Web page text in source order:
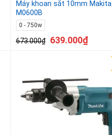
Máy khoan sắt 10mm Makita
M0600B
0 - 750w
673.000₫ 639.000₫